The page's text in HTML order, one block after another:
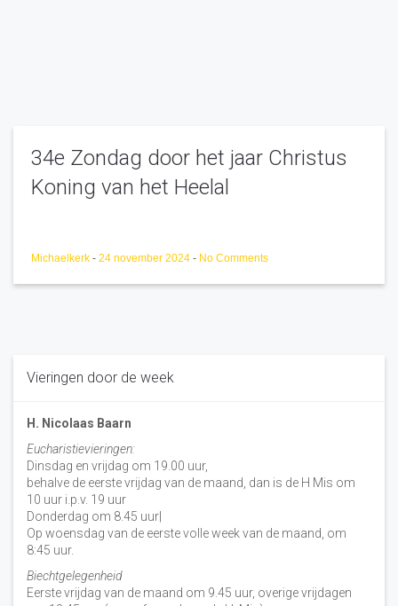
34e Zondag door het jaar Christus
Koning van het Heelal
Michaelkerk - 24 november 2024 - No Comments
Vieringen door de week
H. Nicolaas Baarn
Eucharistievieringen:
Dinsdag en vrijdag om 19.00 uur,
behalve de eerste vrijdag van de maand, dan is de H Mis om
10 uur i.p.v. 19 uur
Donderdag om 8.45 uur|
Op woensdag van de eerste volle week van de maand, om
8:45 uur.
Biechtgelegenheid
Eerste vrijdag van de maand om 9.45 uur, overige vrijdagen